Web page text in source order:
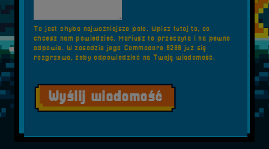
To jest chyba najważniejsze pole. Wpisz tutaj to, co
chcesz nam powiedzieć. Mariusz to przeczyta i na pewno
odpowie. W zasadzie jego Commodore 6286 już się
rozgrzewa, żeby odpowiedzieć na Twoją wiadomość.
Wyślij wiadomość